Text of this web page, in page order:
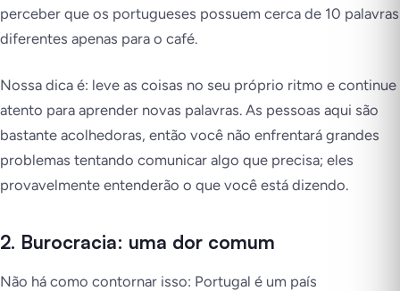
perceber que os portugueses possuem cerca de 10 palavras
diferentes apenas para o café.
Nossa dica é: leve as coisas no seu próprio ritmo e continue
atento para aprender novas palavras. As pessoas aqui são
bastante acolhedoras, então você não enfrentará grandes
problemas tentando comunicar algo que precisa; eles
provavelmente entenderão o que você está dizendo.
2. Burocracia: uma dor comum
Não há como contornar isso: Portugal é um país